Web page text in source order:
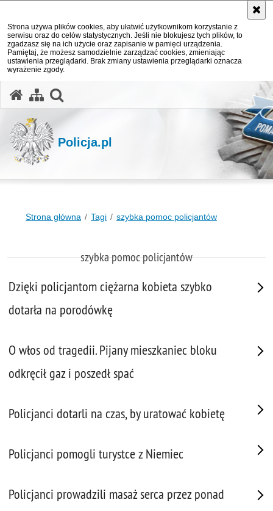
Strona używa plików cookies, aby ułatwić użytkownikom korzystanie z
serwisu oraz do celów statystycznych. Jeśli nie blokujesz tych plików, to
zgadzasz się na ich użycie oraz zapisanie w pamięci urządzenia.
Pamiętaj, że możesz samodzielnie zarządzać cookies, zmieniając
ustawienia przeglądarki. Brak zmiany ustawienia przeglądarki oznacza
wyrażenie zgody.
Policja.pl
Strona główna Tagi szybka pomoc policjantów
szybka pomoc policjantów
Dzięki policjantom ciężarna kobieta szybko
dotarła na porodówkę
O włos od tragedii. Pijany mieszkaniec bloku
odkręcił gaz i poszedł spać
Policjanci dotarli na czas, by uratować kobietę
Policjanci pomogli turystce z Niemiec
Policjanci prowadzili masaż serca przez ponad